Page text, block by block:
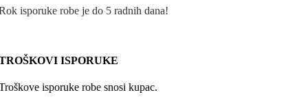
isporuke robe je do 5 radnih dana!
ISPORUKE
isporuke robe snosi kupac.